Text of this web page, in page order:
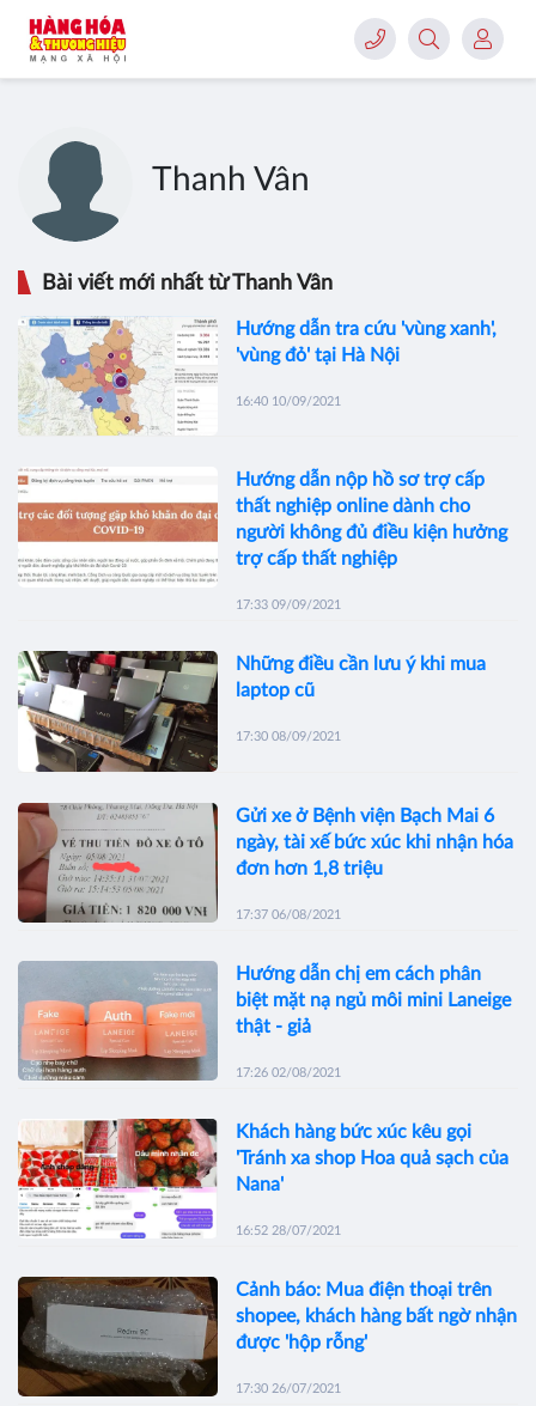
Thanh Vân
Bài viết mới nhất từ Thanh Vân
Hướng dẫn tra cứu 'vùng xanh',
'vùng đỏ' tại Hà Nội
16:40 10/09/2021
Hướng dẫn nộp hồ sơ trợ cấp
thất nghiệp online dành cho
người không đủ điều kiện hưởng
trợ cấp thất nghiệp
17:33 09/09/2021
Những điều cần lưu ý khi mua
laptop cũ
17:30 08/09/2021
Gửi xe ở Bệnh viện Bạch Mai 6
ngày, tài xế bức xúc khi nhận hóa
đơn hơn 1,8 triệu
17:37 06/08/2021
Hướng dẫn chị em cách phân
biệt mặt nạ ngủ môi mini Laneige
thật - giả
17:26 02/08/2021
Khách hàng bức xúc kêu gọi
'Tránh xa shop Hoa quả sạch của
Nana'
16:52 28/07/2021
Cảnh báo: Mua điện thoại trên
shopee, khách hàng bất ngờ nhận
được 'hộp rỗng'
17:30 26/07/2021